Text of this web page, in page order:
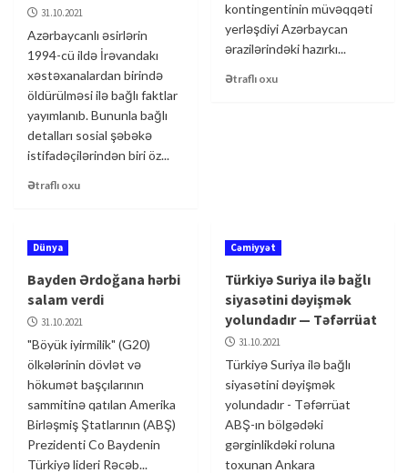
31.10.2021
Azərbaycanlı əsirlərin
1994-cü ildə İrəvandakı
xəstəxanalardan birində
öldürülməsi ilə bağlı faktlar
yayımlanıb. Bununla bağlı
detalları sosial şəbəkə
istifadəçilərindən biri öz...
Ətraflı oxu
kontingentinin müvəqqəti
yerləşdiyi Azərbaycan
ərazilərindəki hazırkı...
Ətraflı oxu
Dünya
Bayden Ərdoğana hərbi
salam verdi
31.10.2021
"Böyük iyirmilik" (G20)
ölkələrinin dövlət və
hökumət başçılarının
sammitinə qatılan Amerika
Birləşmiş Ştatlarının (ABŞ)
Prezidenti Co Baydenin
Türkiyə lideri Rəcəb...
Cəmiyyət
Türkiyə Suriya ilə bağlı
siyasətini dəyişmək
yolundadır — Təfərrüat
31.10.2021
Türkiyə Suriya ilə bağlı
siyasətini dəyişmək
yolundadır - Təfərrüat
ABŞ-ın bölgədəki
gərginlikdəki roluna
toxunan Ankara